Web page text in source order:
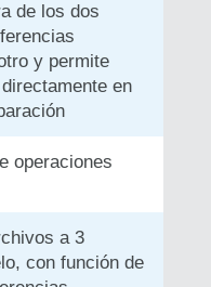
de los dos
y permite
en
operaciones
a 3
con función de